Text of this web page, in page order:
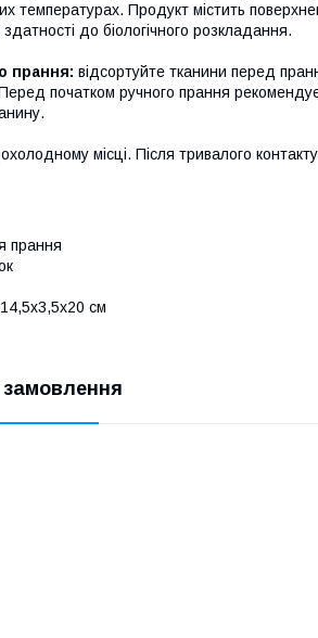
температурах. Продукт містить
до біологічного розкладання.
прання: відсортуйте тканини перед
початком ручного прання
місці. Після тривалого
прання
см
замовлення